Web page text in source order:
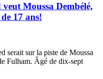
Moussa Dembélé,
17 ans!
serait sur la piste de Moussa
Fulham. Âgé de dix-sept